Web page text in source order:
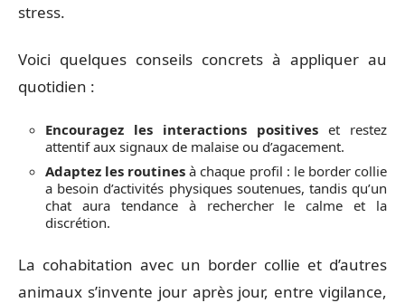
stress.
Voici quelques conseils concrets à appliquer au
quotidien :
Encouragez les interactions positives et restez
attentif aux signaux de malaise ou d’agacement.
Adaptez les routines à chaque profil : le border collie
a besoin d’activités physiques soutenues, tandis qu’un
chat aura tendance à rechercher le calme et la
discrétion.
La cohabitation avec un border collie et d’autres
animaux s’invente jour après jour, entre vigilance,